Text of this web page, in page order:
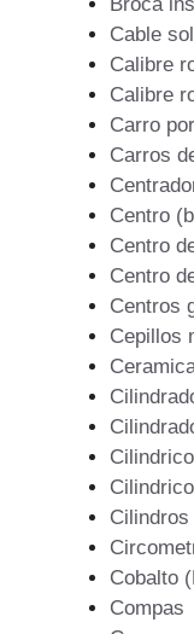
Broca
Cable
Calibre
Calibre
Carro
Carros
Centro
Centro
Centro
Centros
Cepillos
Cobalto
Compas